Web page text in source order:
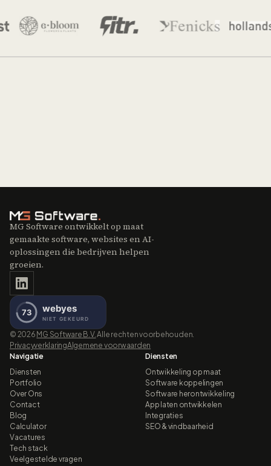
MG Software ontwikkelt op maat
gemaakte software, websites en AI-
oplossingen die bedrijven helpen
groeien.
© 2026 MG Software B.V.Alle rechten voorbehouden.
PrivacyverklaringAlgemene voorwaarden
Navigatie
Diensten
Portfolio
Over Ons
Contact
Blog
Calculator
Vacatures
Tech stack
Veelgestelde vragen
Diensten
Ontwikkeling op maat
Software koppelingen
Software herontwikkeling
App laten ontwikkelen
Integraties
SEO & vindbaarheid